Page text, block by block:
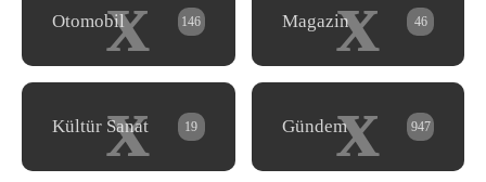
x
Otomobil 146 x
Magazin 46
x
Kültür Sanat 19 x
Gündem 947